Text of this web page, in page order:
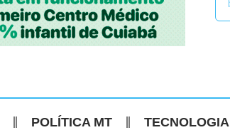
POLÍTICA MT TECNOLOGIA